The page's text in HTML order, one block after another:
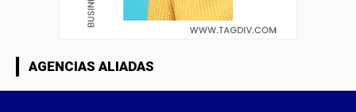
AGENCIAS ALIADAS